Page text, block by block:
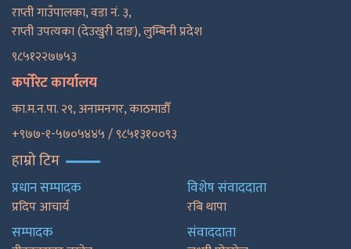
राप्ती गाउँपालका, वडा नं. ३,
राप्ती उपत्यका (देउखुरी दाङ), लुम्बिनी प्रदेश
९८५१२२७७५३
कर्पोरेट कार्यालय
का.म.न.पा. २९, अनामनगर, काठमाडाैँ
+९७७-१-५७०५४४५ / ९८५१३१००९३
हाम्रो टिम
प्रधान सम्पादक
प्रदिप आचार्य
सम्पादक
विशेष संवाददाता
रबि थापा
संवाददाता